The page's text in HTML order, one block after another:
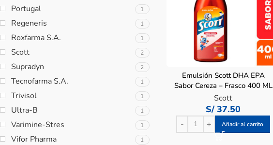
Portugal 1
Regeneris 1
Roxfarma S.A. 1
Scott 2
Supradyn 2
Tecnofarma S.A. 1
Trivisol 1
Ultra-B 1
Varimine-Stres 1
Vifor Pharma 1
Emulsión Scott DHA EPA
Sabor Cereza – Frasco 400 ML
Scott
S/ 37.50
Añadir al carrito